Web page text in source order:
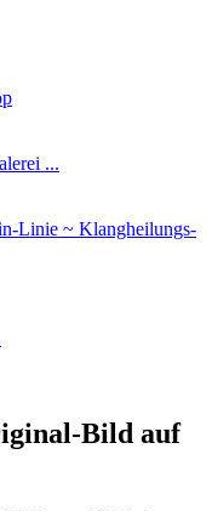
...
Linie ~ Klangheilungs-
Bild auf